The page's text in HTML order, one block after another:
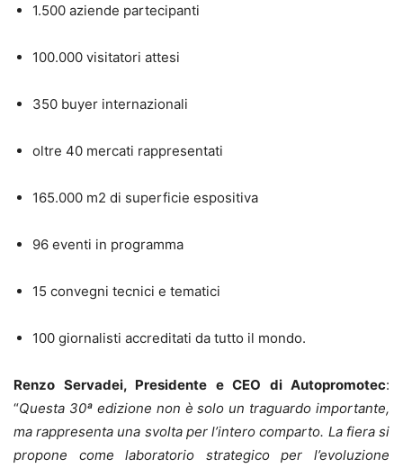
1.500 aziende partecipanti
100.000 visitatori attesi
350 buyer internazionali
oltre 40 mercati rappresentati
165.000 m2 di superficie espositiva
96 eventi in programma
15 convegni tecnici e tematici
100 giornalisti accreditati da tutto il mondo.
Renzo Servadei, Presidente e CEO di Autopromotec:
“Questa 30ª edizione non è solo un traguardo importante,
ma rappresenta una svolta per l’intero comparto. La fiera si
propone come laboratorio strategico per l’evoluzione